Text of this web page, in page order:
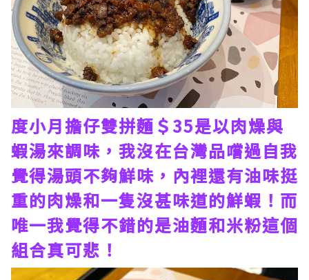
度小月擔仔雙拼麵＄35是以肉燥與
蝦湯來調味，我沒在台灣品嚐過自我
覺得湯頭不夠鮮味，內裡還有油味挺
重的肉燥和一隻沒甚味道的鮮蝦！而
唯一我覺得不錯的是油麵和米粉這個
組合真可悲！